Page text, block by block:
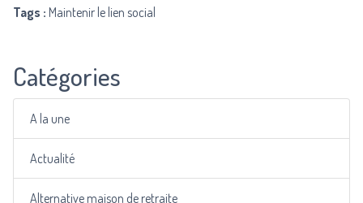
Tags : Maintenir le lien social
Catégories
A la une
Actualité
Alternative maison de retraite